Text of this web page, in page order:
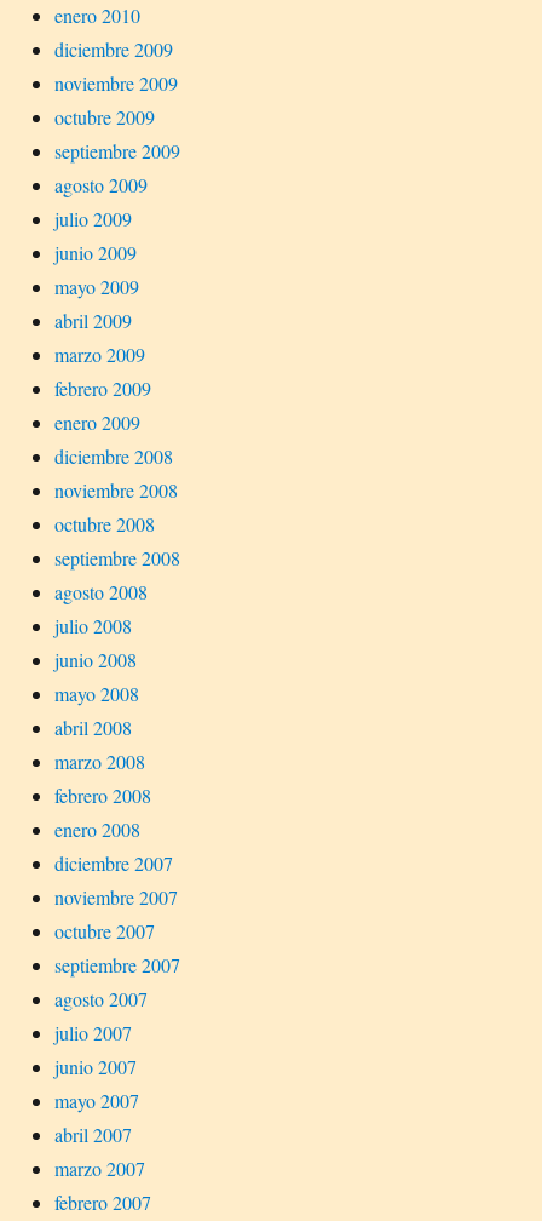
enero 2010
diciembre 2009
noviembre 2009
octubre 2009
septiembre 2009
agosto 2009
julio 2009
junio 2009
mayo 2009
abril 2009
marzo 2009
febrero 2009
enero 2009
diciembre 2008
noviembre 2008
octubre 2008
septiembre 2008
agosto 2008
julio 2008
junio 2008
mayo 2008
abril 2008
marzo 2008
febrero 2008
enero 2008
diciembre 2007
noviembre 2007
octubre 2007
septiembre 2007
agosto 2007
julio 2007
junio 2007
mayo 2007
abril 2007
marzo 2007
febrero 2007